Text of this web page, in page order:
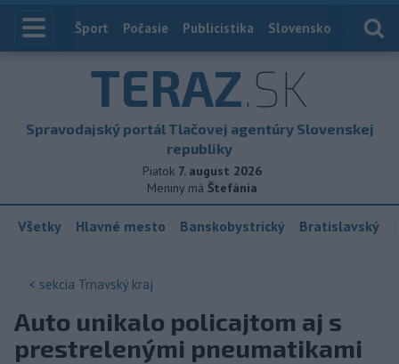
Index
Šport Počasie Publicistika Slovensko
TERAZ.SK
Spravodajský portál Tlačovej agentúry Slovenskej
republiky
Piatok 7. august 2026
Meniny má Štefánia
Všetky Hlavné mesto Banskobystrický Bratislavský
< sekcia Trnavský kraj
Auto unikalo policajtom aj s
prestrelenými pneumatikami